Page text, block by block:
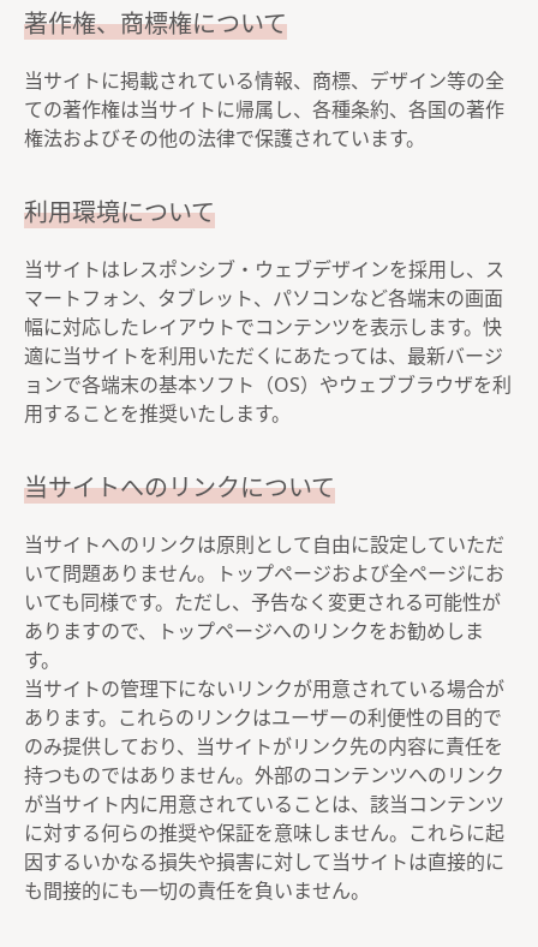
著作権、商標権について
当サイトに掲載されている情報、商標、デザイン等の全
ての著作権は当サイトに帰属し、各種条約、各国の著作
権法およびその他の法律で保護されています。
利用環境について
当サイトはレスポンシブ・ウェブデザインを採用し、ス
マートフォン、タブレット、パソコンなど各端末の画面
幅に対応したレイアウトでコンテンツを表示します。快
適に当サイトを利用いただくにあたっては、最新バージ
ョンで各端末の基本ソフト（OS）やウェブブラウザを利
用することを推奨いたします。
当サイトへのリンクについて
当サイトへのリンクは原則として自由に設定していただ
いて問題ありません。トップページおよび全ページにお
いても同様です。ただし、予告なく変更される可能性が
ありますので、トップページへのリンクをお勧めしま
す。
当サイトの管理下にないリンクが用意されている場合が
あります。これらのリンクはユーザーの利便性の目的で
のみ提供しており、当サイトがリンク先の内容に責任を
持つものではありません。外部のコンテンツへのリンク
が当サイト内に用意されていることは、該当コンテンツ
に対する何らの推奨や保証を意味しません。これらに起
因するいかなる損失や損害に対して当サイトは直接的に
も間接的にも一切の責任を負いません。